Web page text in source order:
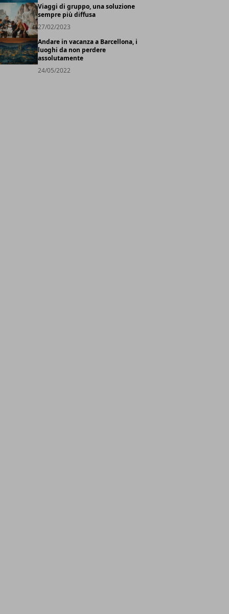
Viaggi di gruppo, una soluzione
sempre più diffusa
27/02/2023
Andare in vacanza a Barcellona, i
luoghi da non perdere
assolutamente
24/05/2022